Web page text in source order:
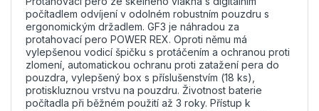
počítadlem odvíjení v odolném robustním pouzdru s
ergonomickým držadlem. GF3 je náhradou za
protahovací pero POWER REX. Oproti němu má
vylepšenou vodicí špičku s protáčením a ochranou proti
zlomení, automatickou ochranu proti zatažení pera do
pouzdra, vylepšený box s příslušenstvím (18 ks),
protiskluznou vrstvu na pouzdru. Životnost baterie
počítadla při běžném použití až 3 roky. Přístup k